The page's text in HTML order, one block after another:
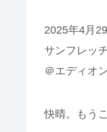
2025年4月
サンフレッ
＠エディオ
快晴。もう